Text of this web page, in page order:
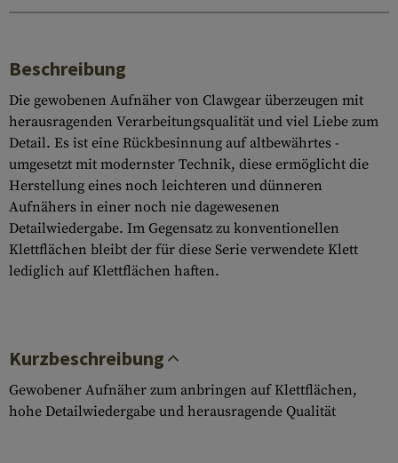
Beschreibung
Die gewobenen Aufnäher von Clawgear überzeugen mit
herausragenden Verarbeitungsqualität und viel Liebe zum
Detail. Es ist eine Rückbesinnung auf altbewährtes -
umgesetzt mit modernster Technik, diese ermöglicht die
Herstellung eines noch leichteren und dünneren
Aufnähers in einer noch nie dagewesenen
Detailwiedergabe. Im Gegensatz zu konventionellen
Klettflächen bleibt der für diese Serie verwendete Klett
lediglich auf Klettflächen haften.
Kurzbeschreibung
Gewobener Aufnäher zum anbringen auf Klettflächen,
hohe Detailwiedergabe und herausragende Qualität